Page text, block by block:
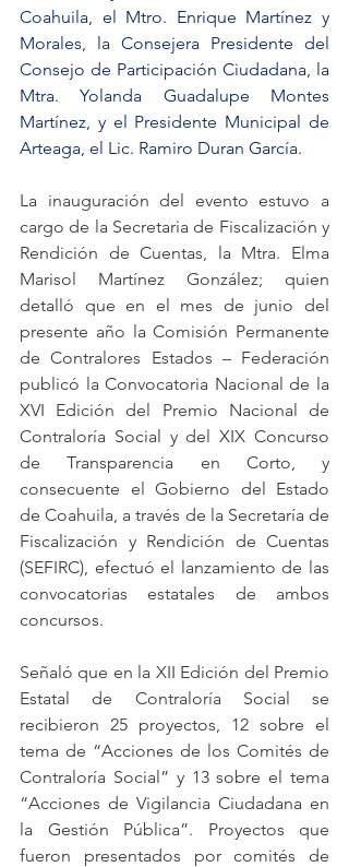
Coahuila, el Mtro. Enrique Martínez y
Morales, la Consejera Presidente del
Consejo de Participación Ciudadana, la
Mtra. Yolanda Guadalupe Montes
Martínez, y el Presidente Municipal de
Arteaga, el Lic. Ramiro Duran García.
La inauguración del evento estuvo a
cargo de la Secretaria de Fiscalización y
Rendición de Cuentas, la Mtra. Elma
Marisol Martínez González; quien
detalló que en el mes de junio del
presente año la Comisión Permanente
de Contralores Estados – Federación
publicó la Convocatoria Nacional de la
XVI Edición del Premio Nacional de
Contraloría Social y del XIX Concurso
de Transparencia en Corto, y
consecuente el Gobierno del Estado
de Coahuila, a través de la Secretaría de
Fiscalización y Rendición de Cuentas
(SEFIRC), efectuó el lanzamiento de las
convocatorias estatales de ambos
concursos.
Señaló que en la XII Edición del Premio
Estatal de Contraloría Social se
recibieron 25 proyectos, 12 sobre el
tema de “Acciones de los Comités de
Contraloría Social” y 13 sobre el tema
“Acciones de Vigilancia Ciudadana en
la Gestión Pública”. Proyectos que
fueron presentados por comités de